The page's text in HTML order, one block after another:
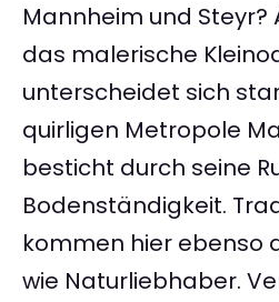
Mannheim und Steyr?
das malerische
unterscheidet sich
quirligen Metropole
besticht durch seine
Bodenständigkeit.
kommen hier ebenso
wie Naturliebhaber.